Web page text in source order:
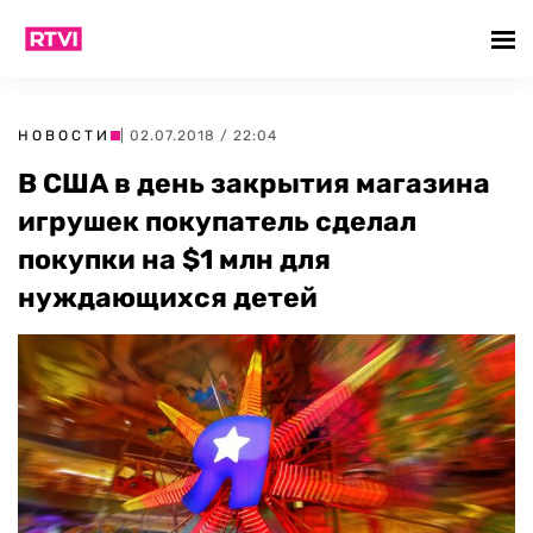
НОВОСТИ | 02.07.2018 / 22:04
В США в день закрытия магазина
игрушек покупатель сделал
покупки на $1 млн для
нуждающихся детей